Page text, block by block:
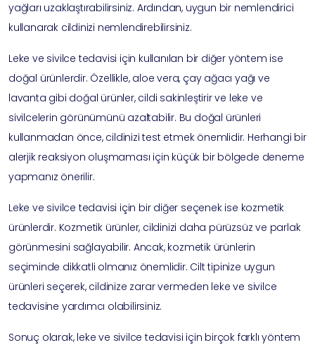
yağları uzaklaştırabilirsiniz. Ardından, uygun bir nemlendirici
kullanarak cildinizi nemlendirebilirsiniz.
Leke ve sivilce tedavisi için kullanılan bir diğer yöntem ise
doğal ürünlerdir. Özellikle, aloe vera, çay ağacı yağı ve
lavanta gibi doğal ürünler, cildi sakinleştirir ve leke ve
sivilcelerin görünümünü azaltabilir. Bu doğal ürünleri
kullanmadan önce, cildinizi test etmek önemlidir. Herhangi bir
alerjik reaksiyon oluşmaması için küçük bir bölgede deneme
yapmanız önerilir.
Leke ve sivilce tedavisi için bir diğer seçenek ise kozmetik
ürünlerdir. Kozmetik ürünler, cildinizi daha pürüzsüz ve parlak
görünmesini sağlayabilir. Ancak, kozmetik ürünlerin
seçiminde dikkatli olmanız önemlidir. Cilt tipinize uygun
ürünleri seçerek, cildinize zarar vermeden leke ve sivilce
tedavisine yardımcı olabilirsiniz.
Sonuç olarak, leke ve sivilce tedavisi için birçok farklı yöntem